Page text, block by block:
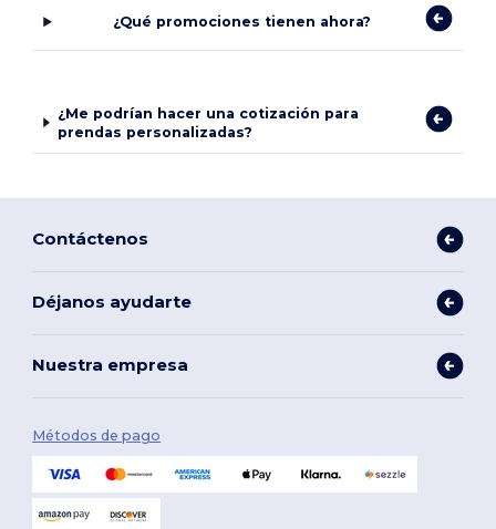
¿Qué promociones tienen ahora?
¿Me podrían hacer una cotización para
prendas personalizadas?
Contáctenos
Déjanos ayudarte
Nuestra empresa
Métodos de pago